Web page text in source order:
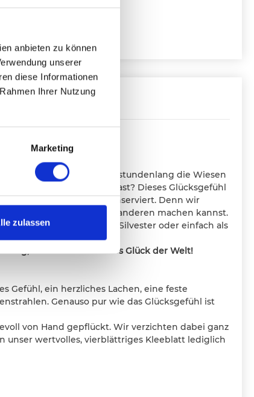
anbieten zu können
unserer
diese Informationen
Ihrer Nutzung
Marketing
zulassen
als du in der Kindheit stundenlang die Wiesen
Kleeblatt gepflückt hast? Dieses Glücksgefühl
Geschenkidee konserviert. Denn wir
Geschenke, die du anderen machen kannst.
Aufmerksamkeit an Silvester oder einfach als
ich wünsche dir alles Glück der Welt!
Gefühl, ein herzliches Lachen, eine feste
Genauso pur wie das Glücksgefühl ist
von Hand gepflückt. Wir verzichten dabei ganz
unser wertvolles, vierblättriges Kleeblatt lediglich